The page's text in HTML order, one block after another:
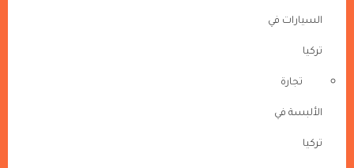
السيارات في
تركيا
تجارة
الألبسة في
تركيا